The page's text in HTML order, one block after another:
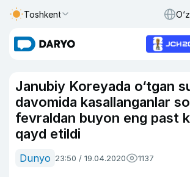
Toshkent
Janubiy Koreyada o‘tgan
davomida kasallanganlar
fevraldan buyon eng past
qayd etildi
Dunyo 23:50 / 19.04.2020 1137